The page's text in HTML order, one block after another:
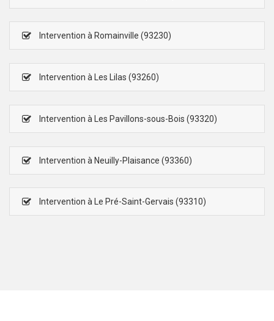
Intervention à Romainville (93230)
Intervention à Les Lilas (93260)
Intervention à Les Pavillons-sous-Bois (93320)
Intervention à Neuilly-Plaisance (93360)
Intervention à Le Pré-Saint-Gervais (93310)